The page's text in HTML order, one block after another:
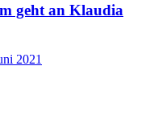
geht an Klaudia
2021